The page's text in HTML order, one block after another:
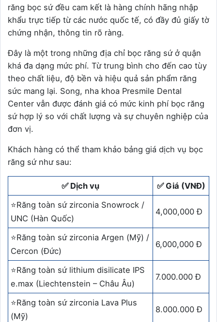
răng bọc sứ đều cam kết là hàng chính hãng nhập
khẩu trực tiếp từ các nước quốc tế, có đầy đủ giấy tờ
chứng nhận, thông tin rõ ràng.
Đây là một trong những địa chỉ bọc răng sứ ở quận
khá đa dạng mức phí. Từ trung bình cho đến cao tùy
theo chất liệu, độ bền và hiệu quả sản phẩm răng
sức mang lại. Song, nha khoa Presmile Dental
Center vẫn được đánh giá có mức kinh phí bọc răng
sứ hợp lý so với chất lượng và sự chuyên nghiệp của
đơn vị.
Khách hàng có thể tham khảo bảng giá dịch vụ bọc
răng sứ như sau:
✅ Dịch vụ
✅ Giá (VNĐ)
⭐Răng toàn sứ zirconia Snowrock /
UNC (Hàn Quốc)
4,000,000 Đ
⭐Răng toàn sứ zirconia Argen (Mỹ) /
Cercon (Đức)
6,000,000 Đ
⭐Răng toàn sứ lithium disilicate IPS
e.max (Liechtenstein – Châu Âu)
7.000.000 Đ
⭐Răng toàn sứ zirconia Lava Plus
(Mỹ)
8.000.000 Đ